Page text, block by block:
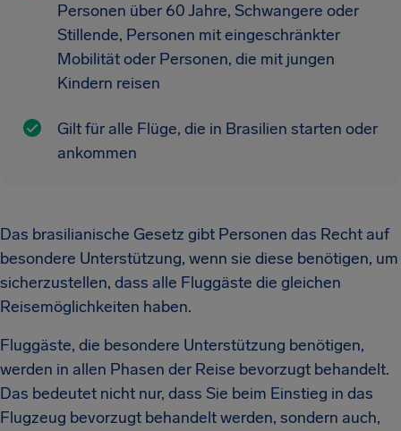
Personen über 60 Jahre, Schwangere oder
Stillende, Personen mit eingeschränkter
Mobilität oder Personen, die mit jungen
Kindern reisen
Gilt für alle Flüge, die in Brasilien starten oder
ankommen
Das brasilianische Gesetz gibt Personen das Recht auf
besondere Unterstützung, wenn sie diese benötigen, um
sicherzustellen, dass alle Fluggäste die gleichen
Reisemöglichkeiten haben.
Fluggäste, die besondere Unterstützung benötigen,
werden in allen Phasen der Reise bevorzugt behandelt.
Das bedeutet nicht nur, dass Sie beim Einstieg in das
Flugzeug bevorzugt behandelt werden, sondern auch,